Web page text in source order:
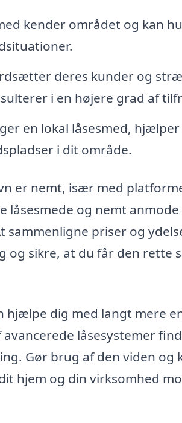
kender området og kan
deres kunder og
i en højere grad af
en lokal låsesmed,
i dit område.
er nemt, især med
låsesmede og nemt
priser og
sikre, at du får den rette
hjælpe dig med langt mere
låsesystemer
Gør brug af den viden og
hjem og din virksomhed